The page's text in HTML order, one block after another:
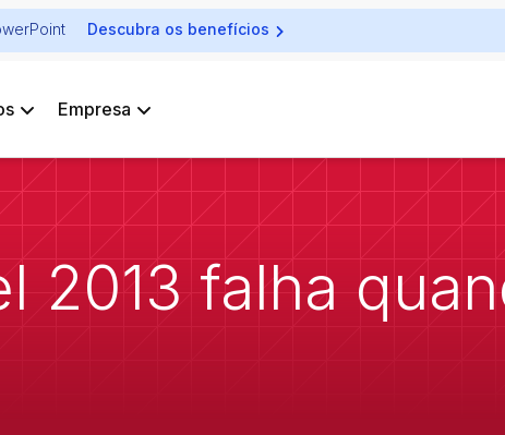
Descubra os benefícios
Empresa
2013 falha